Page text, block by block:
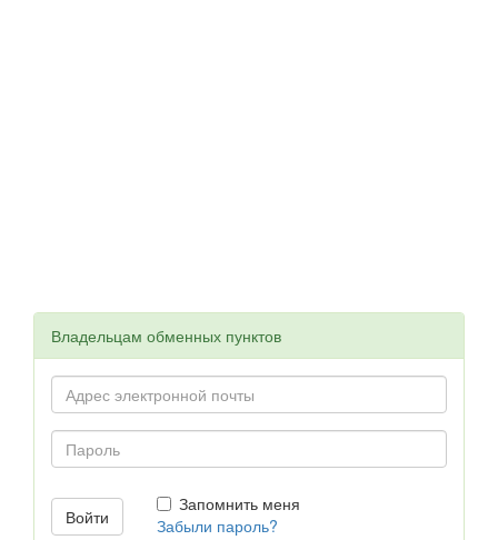
Владельцам обменных пунктов
Запомнить меня
Забыли пароль?